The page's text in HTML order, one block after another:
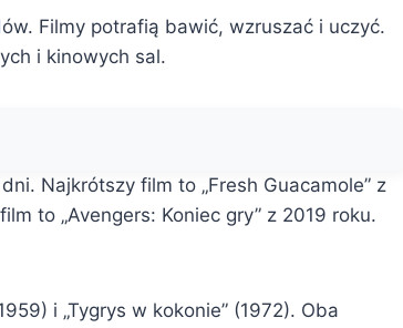
Filmy potrafią bawić, wzruszać i uczyć.
i kinowych sal.
Najkrótszy film to „Fresh Guacamole” z
to „Avengers: Koniec gry” z 2019 roku.
i „Tygrys w kokonie” (1972). Oba